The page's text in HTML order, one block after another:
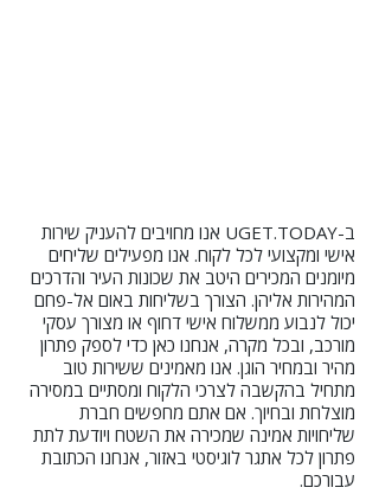
ב-UGET.TODAY אנו מחויבים להעניק שירות
אישי ומקצועי לכל לקוח. אנו מפעילים שליחים
מיומנים המכירים היטב את שכונות העיר והדרכים
המהירות אליהן. הצורך בשליחות באום אל-פחם
יכול לנבוע ממשלוח אישי דחוף או מצורך עסקי
מורכב, ובכל מקרה, אנחנו כאן כדי לספק פתרון
מהיר ובמחיר הוגן. אנו מאמינים ששירות טוב
מתחיל בהקשבה לצרכי הלקוח ומסתיים במסירה
מוצלחת ובחיוך. אם אתם מחפשים חברת
שליחויות אמינה שמכירה את השטח ויודעת לתת
פתרון לכל אתגר לוגיסטי באזור, אנחנו הכתובת
עבורכם.